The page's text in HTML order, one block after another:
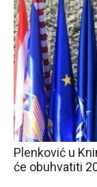
Plenković u
će obuhvatiti